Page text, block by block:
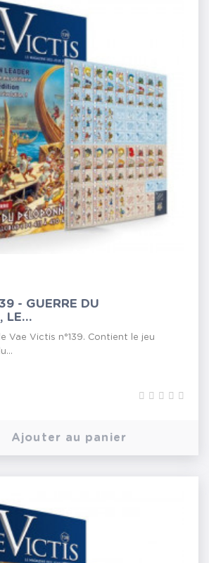
- GUERRE DU
LE...
Vae Victis n°139. Contient le jeu
Ajouter au panier